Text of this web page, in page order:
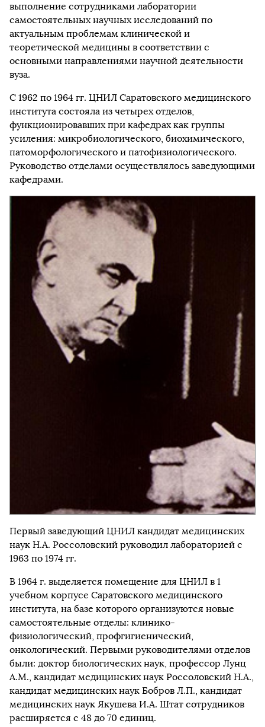
выполнение сотрудниками лаборатории
самостоятельных научных исследований по
актуальным проблемам клинической и
теоретической медицины в соответствии с
основными направлениями научной деятельности
вуза.
С 1962 по 1964 гг. ЦНИЛ Саратовского медицинского
института состояла из четырех отделов,
функционировавших при кафедрах как группы
усиления: микробиологического, биохимического,
патоморфологического и патофизиологического.
Руководство отделами осуществлялось заведующими
кафедрами.
Первый заведующий ЦНИЛ кандидат медицинских
наук Н.А. Россоловский руководил лабораторией с
1963 по 1974 гг.
В 1964 г. выделяется помещение для ЦНИЛ в 1
учебном корпусе Саратовского медицинского
института, на базе которого организуются новые
самостоятельные отделы: клинико-
физиологический, профгигиенический,
онкологический. Первыми руководителями отделов
были: доктор биологических наук, профессор Лунц
А.М., кандидат медицинских наук Россоловский Н.А.,
кандидат медицинских наук Бобров Л.П., кандидат
медицинских наук Якушева И.А. Штат сотрудников
расширяется с 48 до 70 единиц.